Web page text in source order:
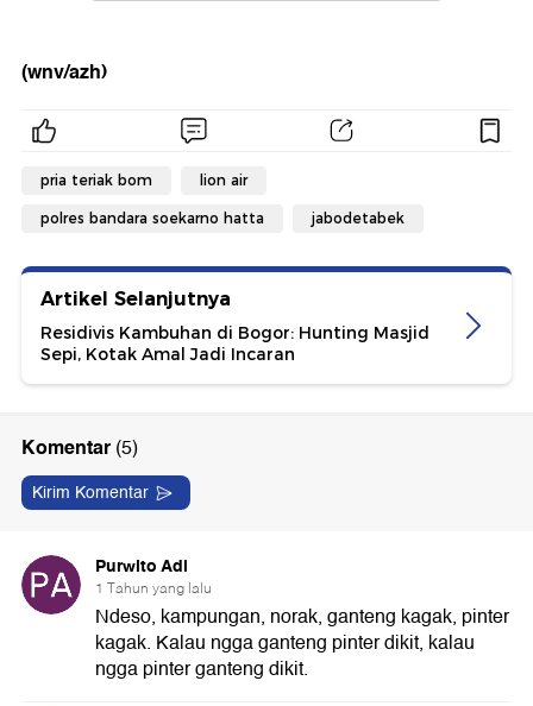
(wnv/azh)
pria teriak bom lion air
polres bandara soekarno hatta jabodetabek
Artikel Selanjutnya
Residivis Kambuhan di Bogor: Hunting Masjid
Sepi, Kotak Amal Jadi Incaran